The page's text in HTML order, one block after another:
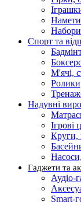
Намети
Набори
Спорт та
М'ячі,
Надувні
Ігрові
Круги,
Гаджети та
Аудіо-
Smart-